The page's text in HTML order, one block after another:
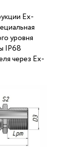
Ex-
уровня
IP68
через Ex-